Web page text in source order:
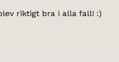
riktigt bra i alla fall! :)